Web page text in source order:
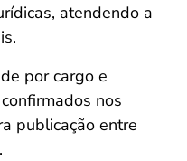
atendendo a
por cargo e
nos
publicação entre
.